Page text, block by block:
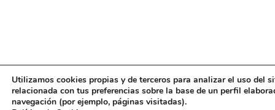
Utilizamos cookies propias y de terceros para analizar el uso del
relacionada con tus preferencias sobre la base de un perfil
navegación (por ejemplo, páginas visitadas).